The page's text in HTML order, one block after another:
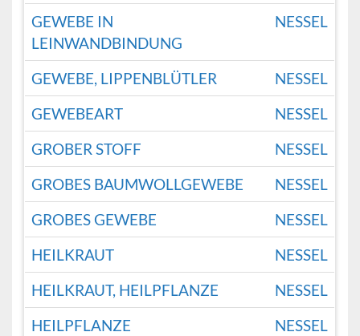
GEWEBE IN
LEINWANDBINDUNG
NESSEL
GEWEBE, LIPPENBLÜTLER
NESSEL
GEWEBEART
NESSEL
GROBER STOFF
NESSEL
GROBES BAUMWOLLGEWEBE
NESSEL
GROBES GEWEBE
NESSEL
HEILKRAUT
NESSEL
HEILKRAUT, HEILPFLANZE
NESSEL
HEILPFLANZE
NESSEL